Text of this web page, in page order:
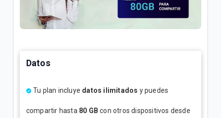
¿Cuál es el número de cuenta de la factura Tigo? |
Empresas
Tigo | Empresas
¿Cómo hacer reposición de SIM en Tigo Business
Online? | Empresas
Datos
Tu plan incluye datos ilimitados y puedes
compartir hasta 80 GB con otros dispositivos desde